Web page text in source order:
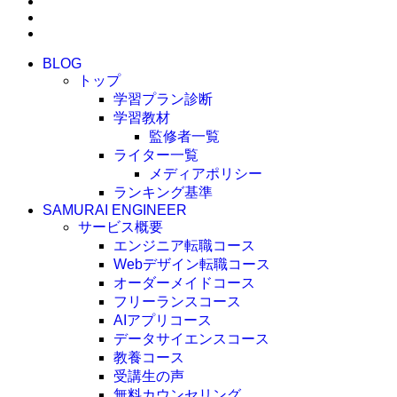
BLOG
トップ
学習プラン診断
学習教材
監修者一覧
ライター一覧
メディアポリシー
ランキング基準
SAMURAI ENGINEER
サービス概要
エンジニア転職コース
Webデザイン転職コース
オーダーメイドコース
フリーランスコース
AIアプリコース
データサイエンスコース
教養コース
受講生の声